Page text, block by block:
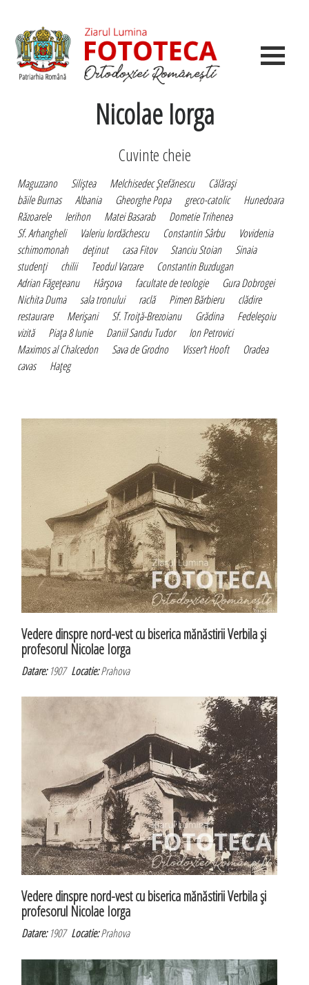
Nicolae Iorga
Cuvinte cheie
Maguzzano Siliştea Melchisedec Ştefănescu
Călăraşi
băile Burnas
Albania Gheorghe Popa greco-catolic
Hunedoara
Răzoarele
Ierihon Matei Basarab
Dometie Trihenea
Sf. Arhangheli
Valeriu Iordăchescu Constantin Sârbu
Vovidenia
schimomonah
deţinut casa Fitov Stanciu Stoian
Sinaia
studenţi
chilii Teodul Varzare
Constantin Buzdugan
Adrian Făgeţeanu
Hârşova facultate de teologie
Gura Dobrogei
Nichita Duma
sala tronului raclă Pimen Bărbieru
clădire
restaurare
Merişani Sf. Troiţă-Brezoianu Grădina
Fedeleşoiu
vizită
Piaţa 8 Iunie Daniil Sandu Tudor
Ion Petrovici
Maximos al Chalcedon
Sava de Grodno Visser’t Hooft
Oradea
cavas
Haţeg
Vedere dinspre nord-vest cu biserica mănăstirii Verbila şi
profesorul Nicolae Iorga
Datare:1907Locatie:Prahova
Vedere dinspre nord-vest cu biserica mănăstirii Verbila şi
profesorul Nicolae Iorga
Datare:1907Locatie:Prahova